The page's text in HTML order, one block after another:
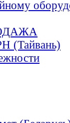
(Тайвань)